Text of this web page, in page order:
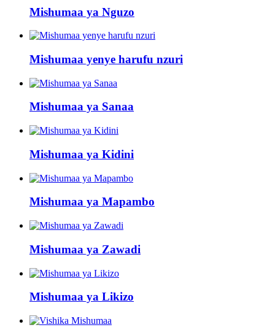
Mishumaa ya Nguzo
Mishumaa yenye harufu nzuri
Mishumaa ya Sanaa
Mishumaa ya Kidini
Mishumaa ya Mapambo
Mishumaa ya Zawadi
Mishumaa ya Likizo